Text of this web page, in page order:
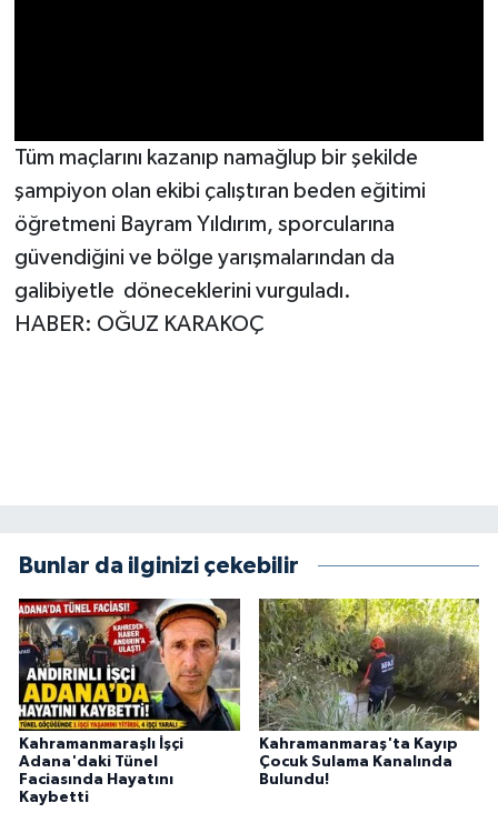
Tüm maçlarını kazanıp namağlup bir şekilde
şampiyon olan ekibi çalıştıran beden eğitimi
öğretmeni Bayram Yıldırım, sporcularına
güvendiğini ve bölge yarışmalarından da
galibiyetle döneceklerini vurguladı.
HABER: OĞUZ KARAKOÇ
Bunlar da ilginizi çekebilir
Kahramanmaraşlı İşçi
Adana'daki Tünel
Faciasında Hayatını
Kaybetti
Kahramanmaraş'ta Kayıp
Çocuk Sulama Kanalında
Bulundu!
ÇEVRE
BİLİM VE TEKNOLOJİ
YARIŞMALAR